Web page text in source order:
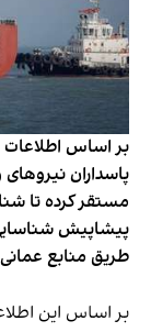
بر اساس اطلاعات
پاسداران
مستقر کرده تا
پیشاپیش
طریق منابع
بر اساس این